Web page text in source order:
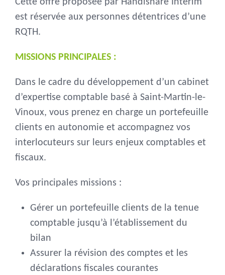
Cette offre proposée par Handishare Intérim
est réservée aux personnes détentrices d’une
RQTH.
MISSIONS PRINCIPALES :
Dans le cadre du développement d’un cabinet
d’expertise comptable basé à Saint-Martin-le-
Vinoux, vous prenez en charge un portefeuille
clients en autonomie et accompagnez vos
interlocuteurs sur leurs enjeux comptables et
fiscaux.
Vos principales missions :
Gérer un portefeuille clients de la tenue
comptable jusqu’à l’établissement du
bilan
Assurer la révision des comptes et les
déclarations fiscales courantes